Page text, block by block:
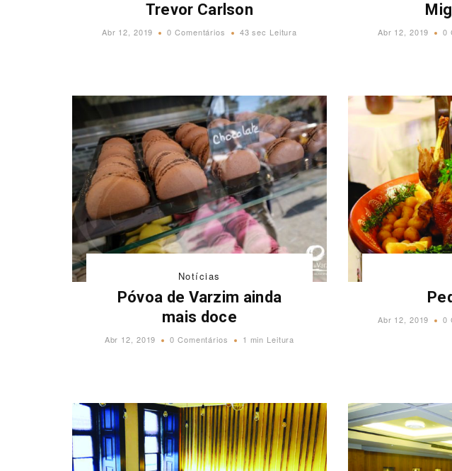
Trevor Carlson
Abr 12, 2019 0 Comentários 43 sec Leitura Abr 12, 2019 0
Notícias
Póvoa de Varzim ainda
mais doce
Abr 12, 2019 0 Comentários 1 min Leitura
Abr 12, 2019 0